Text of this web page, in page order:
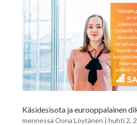
Käsidesisota ja eurooppalainen
mennessä Oona Löytänen | huhti 2,